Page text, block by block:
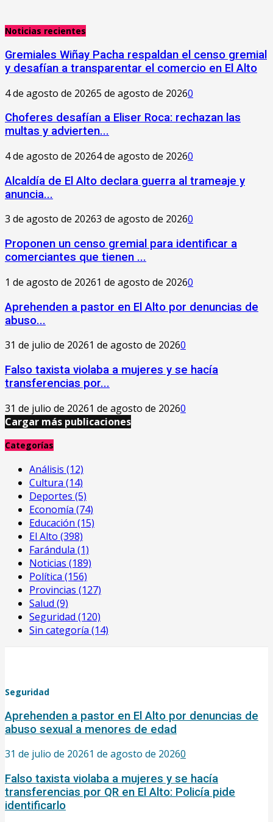
Noticias recientes
Gremiales Wiñay Pacha respaldan el censo gremial
y desafían a transparentar el comercio en El Alto
4 de agosto de 20265 de agosto de 20260
Choferes desafían a Eliser Roca: rechazan las
multas y advierten...
4 de agosto de 20264 de agosto de 20260
‎Alcaldía de El Alto declara guerra al trameaje y
anuncia...
3 de agosto de 20263 de agosto de 20260
Proponen un censo gremial para identificar a
comerciantes que tienen ...
1 de agosto de 20261 de agosto de 20260
Aprehenden a pastor en El Alto por denuncias de
abuso...
31 de julio de 20261 de agosto de 20260
Falso taxista violaba a mujeres y se hacía
transferencias por...
31 de julio de 20261 de agosto de 20260
Cargar más publicaciones
Categorías
Análisis (12)
Cultura (14)
Deportes (5)
Economía (74)
Educación (15)
El Alto (398)
Farándula (1)
Noticias (189)
Política (156)
Provincias (127)
Salud (9)
Seguridad (120)
Sin categoría (14)
Seguridad
Aprehenden a pastor en El Alto por denuncias de
abuso sexual a menores de edad
31 de julio de 20261 de agosto de 20260
Falso taxista violaba a mujeres y se hacía
transferencias por QR en El Alto: Policía pide
identificarlo